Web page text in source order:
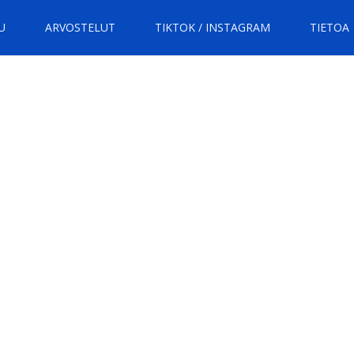
ARVOSTELUT TIKTOK / INSTAGRAM TIETOA